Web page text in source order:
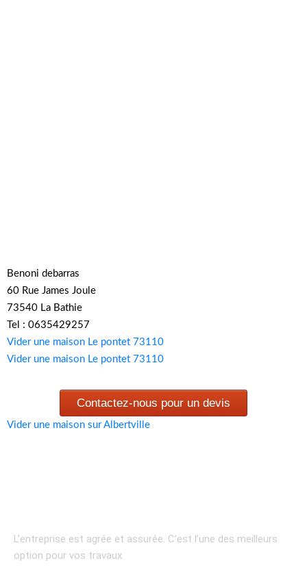
Benoni debarras
60 Rue James Joule
73540 La Bathie
Tel : 0635429257
Vider une maison Le pontet 73110
Vider une maison Le pontet 73110
Contactez-nous pour un devis
Vider une maison sur Albertville
L’entreprise est agrée et assurée. C’est l’une des meilleurs
option pour vos travaux.